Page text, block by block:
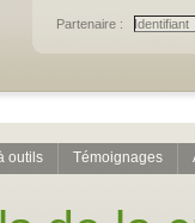
Partenaire :
outils Témoignages